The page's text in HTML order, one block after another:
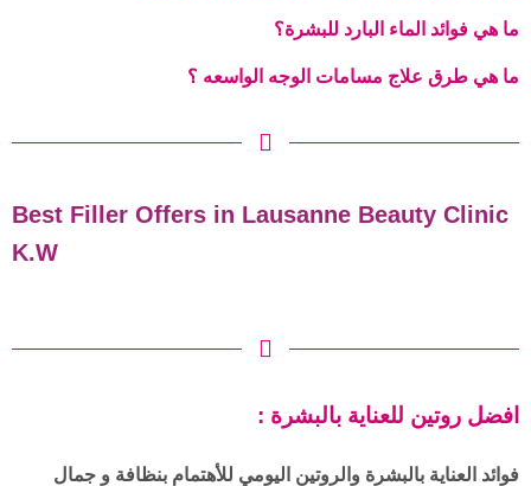
ما هي فوائد الماء البارد للبشرة؟
ما هي طرق علاج مسامات الوجه الواسعه ؟
Best Filler Offers in Lausanne Beauty Clinic
K.W
: افضل روتين للعناية بالبشرة
فوائد العناية بالبشرة والروتين اليومي للأهتمام بنظافة و جمال